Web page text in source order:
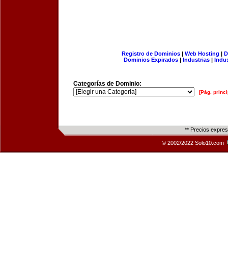
Registro de Dominios| Web Hosting |
Dominios Expirados | Industrias |
Categorías de Dominio:
[Pág.
** Precios
© 2002/2022 Solo10.com